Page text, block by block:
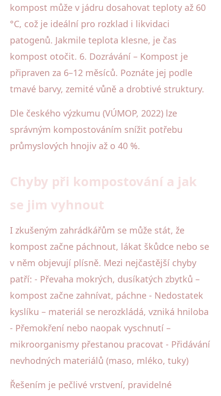
kompost může v jádru dosahovat teploty až 60
°C, což je ideální pro rozklad i likvidaci
patogenů. Jakmile teplota klesne, je čas
kompost otočit. 6. Dozrávání – Kompost je
připraven za 6–12 měsíců. Poznáte jej podle
tmavé barvy, zemité vůně a drobtivé struktury.
Dle českého výzkumu (VÚMOP, 2022) lze
správným kompostováním snížit potřebu
průmyslových hnojiv až o 40 %.
Chyby při kompostování a jak
se jim vyhnout
I zkušeným zahrádkářům se může stát, že
kompost začne páchnout, lákat škůdce nebo se
v něm objevují plísně. Mezi nejčastější chyby
patří: - Převaha mokrých, dusíkatých zbytků –
kompost začne zahnívat, páchne - Nedostatek
kyslíku – materiál se nerozkládá, vzniká hniloba
- Přemokření nebo naopak vyschnutí –
mikroorganismy přestanou pracovat - Přidávání
nevhodných materiálů (maso, mléko, tuky)
Řešením je pečlivé vrstvení, pravidelné